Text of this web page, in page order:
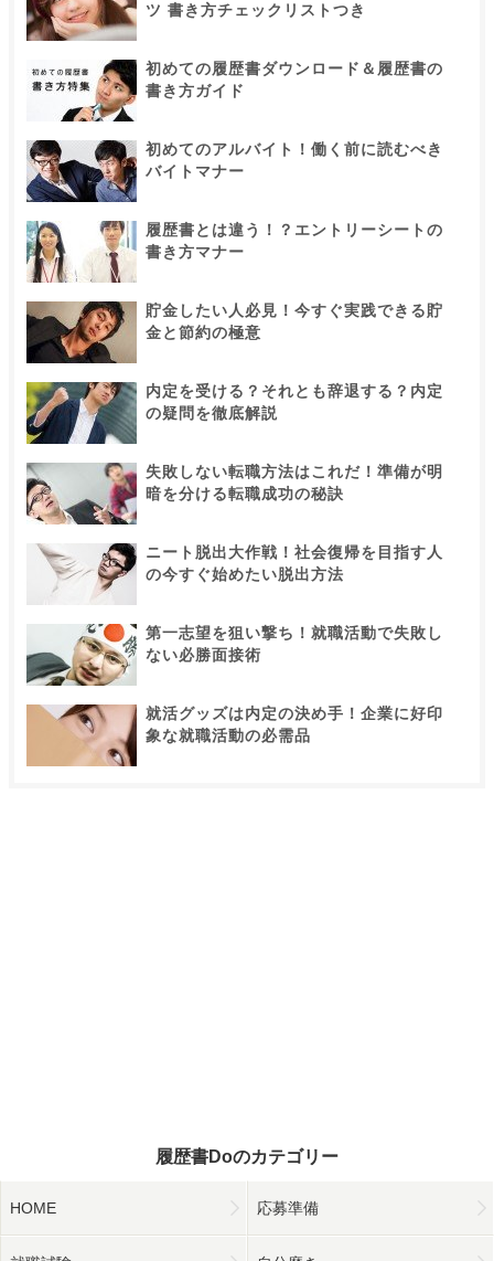
ツ 書き方チェックリストつき
初めての履歴書ダウンロード＆履歴書の
書き方ガイド
初めてのアルバイト！働く前に読むべき
バイトマナー
履歴書とは違う！？エントリーシートの
書き方マナー
貯金したい人必見！今すぐ実践できる貯
金と節約の極意
内定を受ける？それとも辞退する？内定
の疑問を徹底解説
失敗しない転職方法はこれだ！準備が明
暗を分ける転職成功の秘訣
ニート脱出大作戦！社会復帰を目指す人
の今すぐ始めたい脱出方法
第一志望を狙い撃ち！就職活動で失敗し
ない必勝面接術
就活グッズは内定の決め手！企業に好印
象な就職活動の必需品
履歴書Doのカテゴリー
HOME 応募準備